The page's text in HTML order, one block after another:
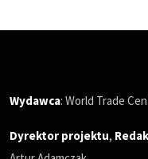
Wydawca: World Trade
Dyrektor projektu,